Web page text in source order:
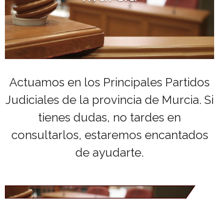
- Lanzamientos y Desahucios en situación de
Vulnerabilidad
- Mediador Civil y Mercantil
- Partidos Judiciales
- - Partidos Judiciales Alicante
- - Partidos Judiciales Murcia
- Plazos Procesales
- Calendario Laboral por Provincia/Ciudad
- Subastas e informes
- Tasas y depósitos judiciales
Actuamos en los Principales Partidos
Judiciales de la provincia de Murcia. Si
tienes dudas, no tardes en
consultarlos, estaremos encantados
de ayudarte.